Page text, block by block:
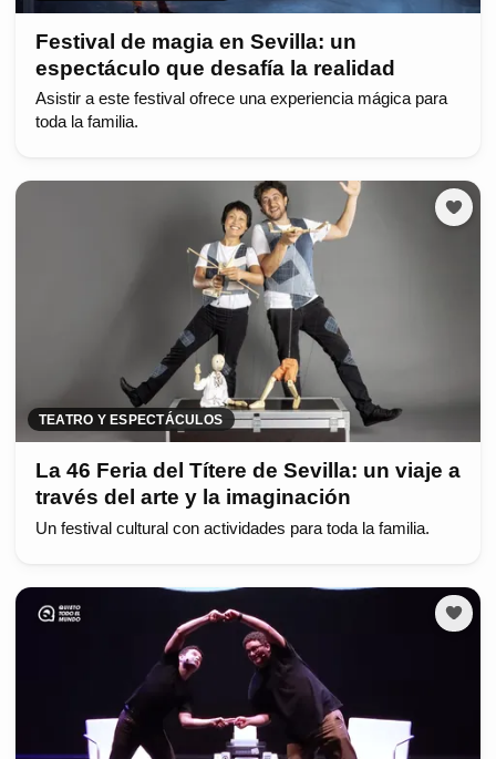
Festival de magia en Sevilla: un
espectáculo que desafía la realidad
Asistir a este festival ofrece una experiencia mágica para
toda la familia.
TEATRO Y ESPECTÁCULOS
La 46 Feria del Títere de Sevilla: un viaje a
través del arte y la imaginación
Un festival cultural con actividades para toda la familia.